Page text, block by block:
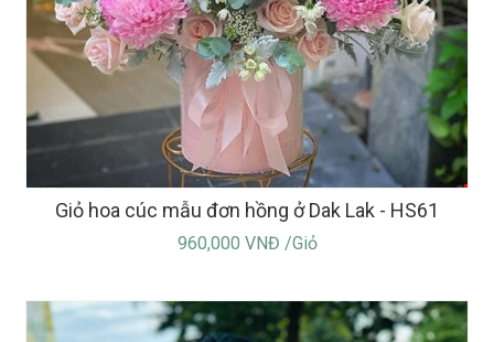
Giỏ hoa cúc mẫu đơn hồng ở Dak Lak - HS61
960,000 VNĐ /Giỏ